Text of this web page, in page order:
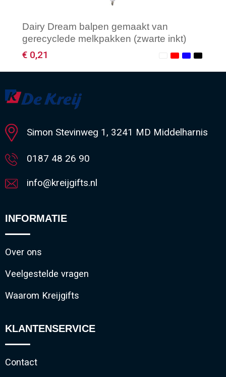
Dairy Dream balpen gemaakt van
gerecyclede melkpakken (zwarte inkt)
€ 0,21
Minimale afname: 1
Simon Stevinweg 1, 3241 MD Middelharnis
0187 48 26 90
info@kreijgifts.nl
INFORMATIE
Over ons
Veelgestelde vragen
Waarom Kreijgifts
KLANTENSERVICE
Contact